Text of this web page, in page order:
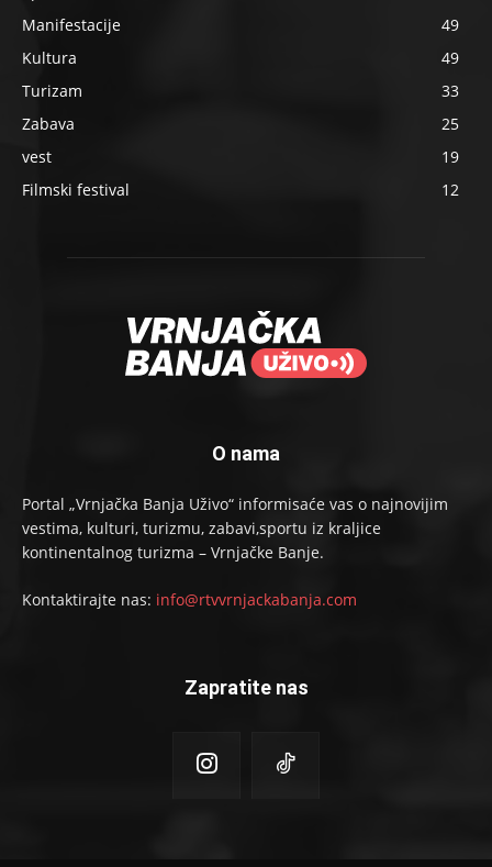
Manifestacije
49
Kultura
49
Turizam
33
Zabava
25
vest
19
Filmski festival
12
O nama
Portal „Vrnjačka Banja Uživo“ informisaće vas o najnovijim
vestima, kulturi, turizmu, zabavi,sportu iz kraljice
kontinentalnog turizma – Vrnjačke Banje.
Kontaktirajte nas: info@rtvvrnjackabanja.com
Zapratite nas